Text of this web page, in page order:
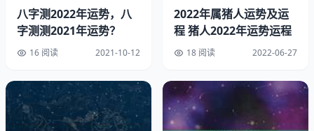
算个人运势和命格的方法。这种方要通过大量调查和数据分
析，将古代的理论与现代科学分析技术相结合，从而得出具
有一定科学依据的结论。
测算法又称卜卦测算法，是以卜卦为基础的测算方法。卜卦
是的核心内容之一，其中韦编三绝、梅花易数、四化推步等
八字测2022年运势，八
字测测2021年运势？
16 阅读 2021-10-12
2022年属猪人运势及运
程 猪人2022年运势运程
18 阅读 2022-06-27